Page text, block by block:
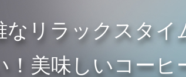
なリラックスタ
！美味しいコー